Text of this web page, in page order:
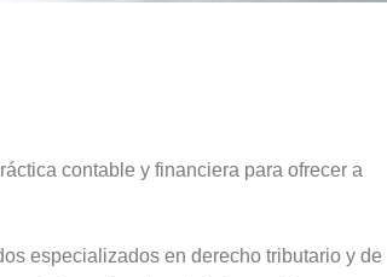
contable y financiera para ofrecer a
especializados en derecho tributario y de